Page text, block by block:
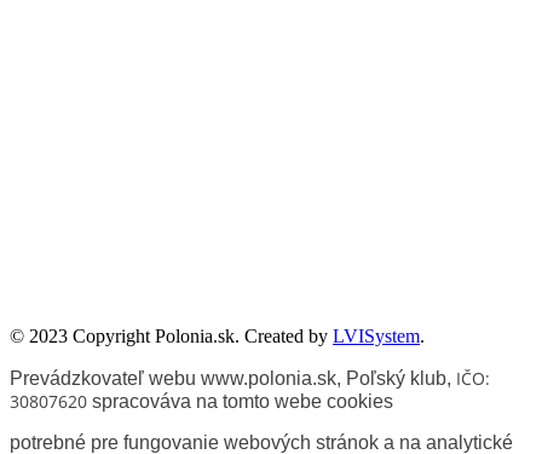
© 2023 Copyright Polonia.sk. Created by LVISystem.
Prevádzkovateľ webu www.polonia.sk, Poľský klub, IČO:
30807620 spracováva na tomto webe cookies
potrebné pre fungovanie webových stránok a na analytické